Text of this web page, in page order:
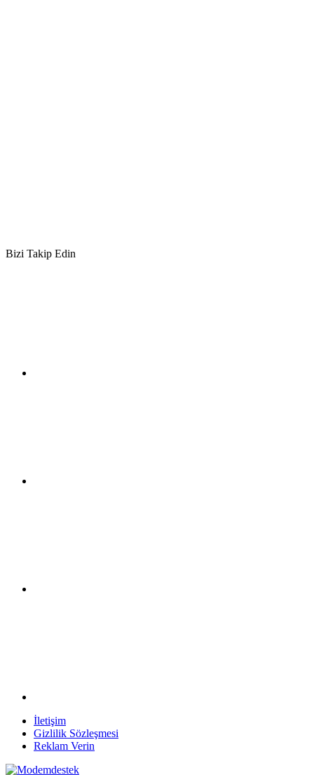
Bizi Takip Edin
İletişim
Gizlilik Sözleşmesi
Reklam Verin